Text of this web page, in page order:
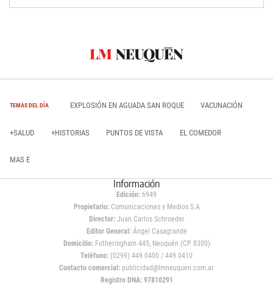
TEMAS DEL DÍA EXPLOSIÓN EN AGUADA SAN ROQUE VACUNACIÓN
+SALUD +HISTORIAS PUNTOS DE VISTA EL COMEDOR
MAS E
Información
Edición: 6949
Propietario:Comunicaciones y Medios S.A
Director: Juan Carlos Schroeder
Editor General:Ángel Casagrande
Domicilio:Fotheringham 445, Neuquén (CP 8300)
Teléfono: (0299) 449 0400 / 449 0410
Contacto comercial: publicidad@lmneuquen.com.ar
Registro DNA: 97810291